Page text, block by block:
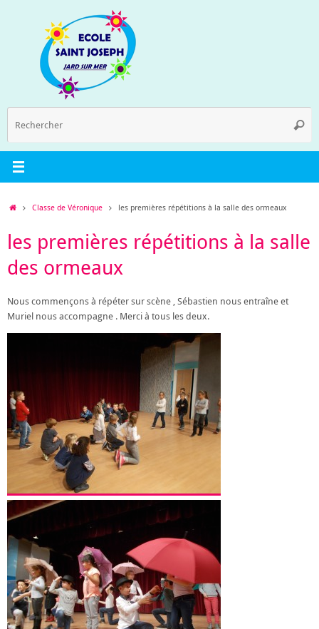
AccueilClasse de Véronique les premières répétitions à la salle des ormeaux
les premières répétitions à la salle
des ormeaux
Nous commençons à répéter sur scène , Sébastien nous entraîne et
Muriel nous accompagne . Merci à tous les deux.